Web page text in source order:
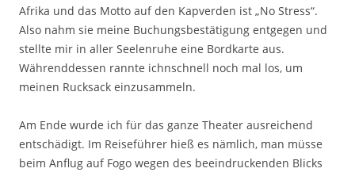
Afrika und das Motto auf den Kapverden ist „No Stress“.
Also nahm sie meine Buchungsbestätigung entgegen und
stellte mir in aller Seelenruhe eine Bordkarte aus.
Währenddessen rannte ichnschnell noch mal los, um
meinen Rucksack einzusammeln.
Am Ende wurde ich für das ganze Theater ausreichend
entschädigt. Im Reiseführer hieß es nämlich, man müsse
beim Anflug auf Fogo wegen des beeindruckenden Blicks